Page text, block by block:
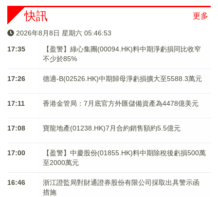
更多
快訊
2026年8月8日 星期六 05:46:53
17:35
【盈警】綠心集團(00094.HK)料中期淨虧損同比收窄
不少於85%
17:26 德適-B(02526.HK)中期歸母淨虧損擴大至5588.3萬元
17:11 香港金管局：7月底官方外匯儲備資產為4478億美元
17:08 寶龍地產(01238.HK)7月合約銷售額約5.5億元
17:00
【盈警】中慶股份(01855.HK)料中期除稅後虧損500萬
至2000萬元
16:46
浙江證監局對財通證券股份有限公司採取出具警示函
措施